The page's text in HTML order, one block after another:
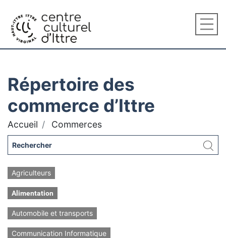
Répertoire des
commerce d’Ittre
Accueil Commerces
Agriculteurs
Alimentation
Automobile et transports
Communication Informatique